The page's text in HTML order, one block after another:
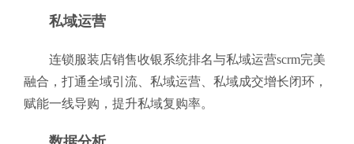
私域运营
连锁服装店销售收银系统排名与私域运营scrm完美
融合，打通全域引流、私域运营、私域成交增长闭环，
赋能一线导购，提升私域复购率。